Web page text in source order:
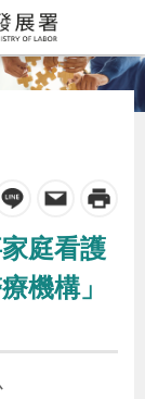
庭看護
機構」